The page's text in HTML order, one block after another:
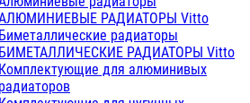
РАДИАТОРЫ Vitto
Биметаллические радиаторы
БИМЕТАЛЛИЧЕСКИЕ РАДИАТОРЫ Vitto
Комплектующие для алюминивых
радиаторов